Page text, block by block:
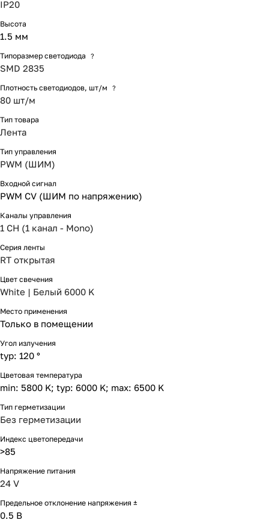
IP20
Высота
1.5 мм
Типоразмер светодиода ?
SMD 2835
Плотность светодиодов, шт/м ?
80 шт/м
Тип товара
Лента
Тип управления
PWM (ШИМ)
Входной сигнал
PWM СV (ШИМ по напряжению)
Каналы управления
1 CH (1 канал - Mono)
Серия ленты
RT открытая
Цвет свечения
White | Белый 6000 K
Место применения
Только в помещении
Угол излучения
typ: 120 °
Цветовая температура
min: 5800 K; typ: 6000 K; max: 6500 K
Тип герметизации
Без герметизации
Индекс цветопередачи
>85
Напряжение питания
24 V
Предельное отклонение напряжения ±
0.5 В